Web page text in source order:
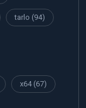
tarlo (94)
x64(67)